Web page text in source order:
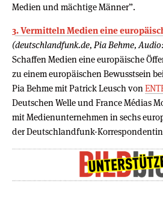
Medien und mächtige Männer”.
3. Vermitteln Medien eine
(deutschlandfunk.de, Pia Behme,
Schaffen Medien eine europäische
zu einem europäischen Bewusstsein
Pia Behme mit Patrick Leusch von
Deutschen Welle und France Médias
mit Medienunternehmen in sechs
der Deutschlandfunk-